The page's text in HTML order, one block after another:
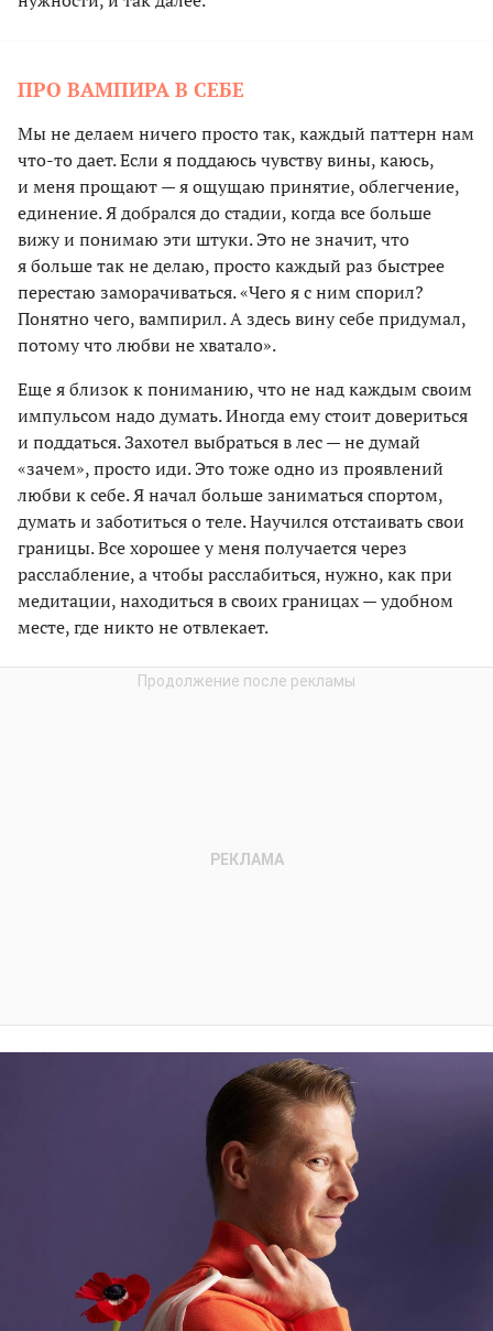
ПРО ВАМПИРА В СЕБЕ
Мы не делаем ничего просто так, каждый паттерн нам
что-то дает. Если я поддаюсь чувству вины, каюсь,
и меня прощают — я ощущаю принятие, облегчение,
единение. Я добрался до стадии, когда все больше
вижу и понимаю эти штуки. Это не значит, что
я больше так не делаю, просто каждый раз быстрее
перестаю заморачиваться. «Чего я с ним спорил?
Понятно чего, вампирил. А здесь вину себе придумал,
потому что любви не хватало».
Еще я близок к пониманию, что не над каждым своим
импульсом надо думать. Иногда ему стоит довериться
и поддаться. Захотел выбраться в лес — не думай
«зачем», просто иди. Это тоже одно из проявлений
любви к себе. Я начал больше заниматься спортом,
думать и заботиться о теле. Научился отстаивать свои
границы. Все хорошее у меня получается через
расслаб­ление, а чтобы расслабиться, нужно, как при
медитации, находиться в своих границах — удобном
месте, где никто не отвлекает.